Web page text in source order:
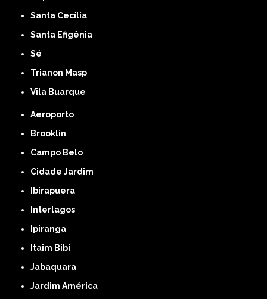
Santa Cecília
Santa Efigênia
Sé
Trianon Masp
Vila Buarque
Aeroporto
Brooklin
Campo Belo
Cidade Jardim
Ibirapuera
Interlagos
Ipiranga
Itaim Bibi
Jabaquara
Jardim América